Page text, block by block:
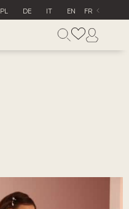
PL DE IT EN FR